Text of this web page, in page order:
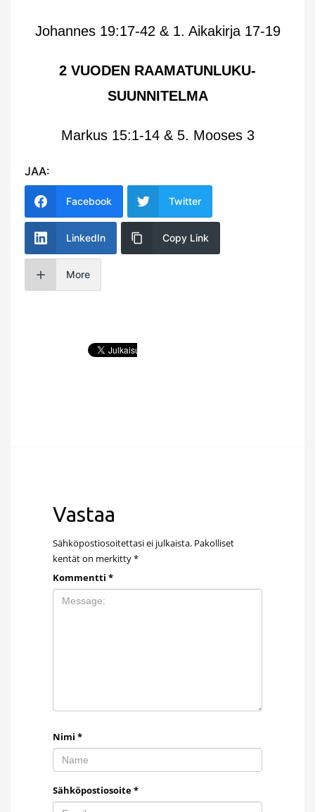
Johannes 19:17-42 & 1. Aikakirja 17-19
2 VUODEN RAAMATUNLUKU-
SUUNNITELMA
Markus 15:1-14 & 5. Mooses 3
JAA:
Facebook Twitter
LinkedIn Copy Link
More
Vastaa
Sähköpostiosoitettasi ei julkaista. Pakolliset
kentät on merkitty*
Kommentti *
Nimi *
Sähköpostiosoite*